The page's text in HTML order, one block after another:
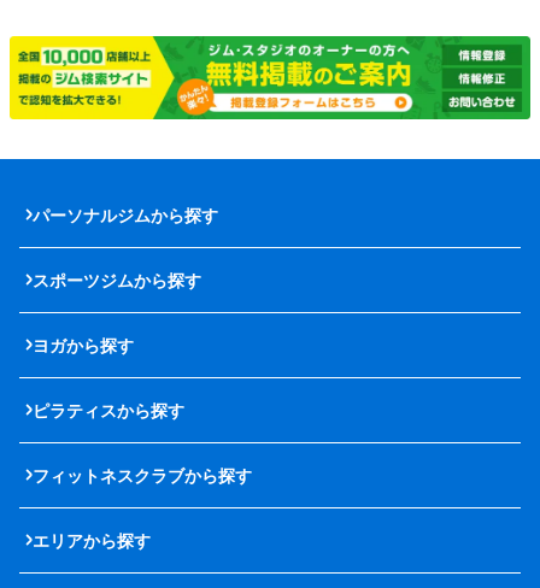
パーソナルジムから探す
スポーツジムから探す
ヨガから探す
ピラティスから探す
フィットネスクラブから探す
エリアから探す